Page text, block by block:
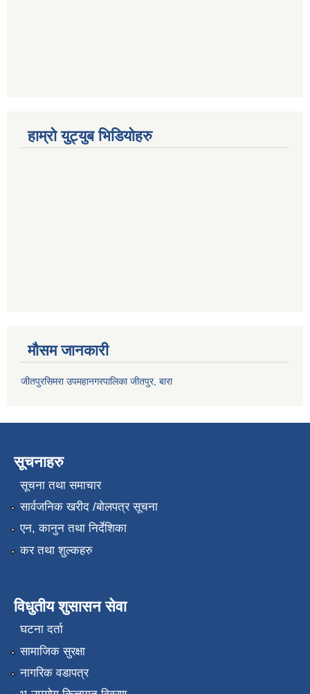
हाम्रो युट्युब भिडियोहरु
मौसम जानकारी
जीतपुरसिमरा उपमहानगरपालिका जीतपुर, बारा
सूचनाहरु
सूचना तथा समाचार
सार्वजनिक खरीद /बोलपत्र सूचना
एन, कानुन तथा निर्देशिका
कर तथा शुल्कहरु
विधुतीय शुसासन सेवा
घटना दर्ता
सामाजिक सुरक्षा
नागरिक वडापत्र